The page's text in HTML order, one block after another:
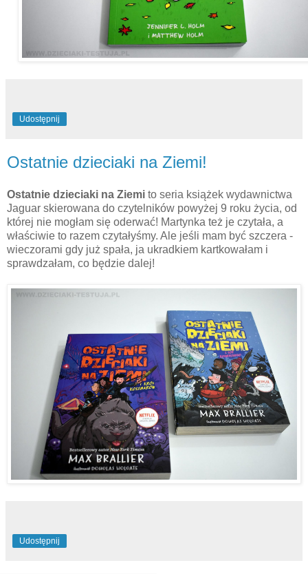
Udostępnij
Ostatnie dzieciaki na Ziemi!
Ostatnie dzieciaki na Ziemi to seria książek wydawnictwa
Jaguar skierowana do czytelników powyżej 9 roku życia, od
której nie mogłam się oderwać! Martynka też je czytała, a
właściwie to razem czytałyśmy. Ale jeśli mam być szczera -
wieczorami gdy już spała, ja ukradkiem kartkowałam i
sprawdzałam, co będzie dalej!
Udostępnij